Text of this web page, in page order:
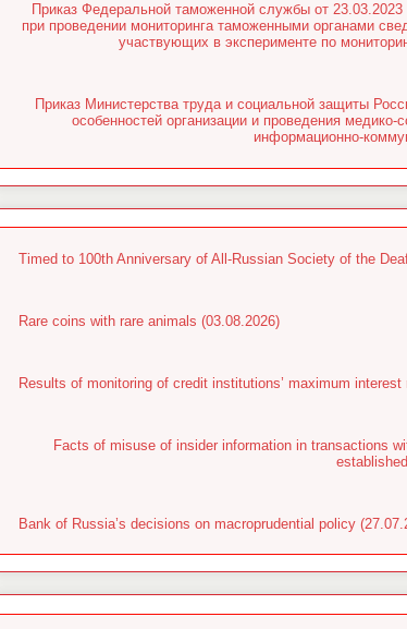
Приказ Федеральной таможенной службы от
при проведении мониторинга таможенными органами
участвующих в эксперименте по
Приказ Министерства труда и социальной защиты
особенностей организации и проведения
информационно-
Timed to 100th Anniversary of All-Russian Society of the
Rare coins with rare animals (03.08.2026)
Results of monitoring of credit institutions’ maximum interest
Facts of misuse of insider information in transactions
Bank of Russia’s decisions on macroprudential policy